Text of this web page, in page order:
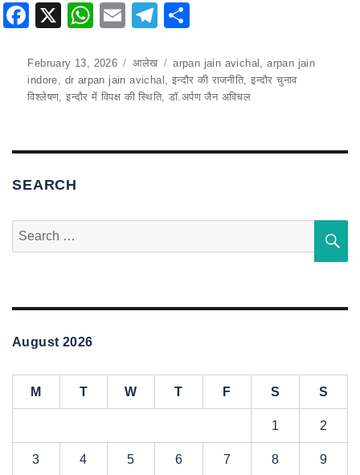
F
c
e
o
k
X
W
at
s
p
E
ai
l
T
e
gr
m
ar
e
Posted
on
February 13, 2026 Categories
आलेख Tags
arpan jain avichal ,arpan jain
indore, dr arpan jain avichal , इन्दौर की राजनीति,इन्दौर चुनाव
विश्लेषण,इन्दौर में विपक्ष की स्थिति,डॉ.अर्पण जैन अविचल
SEARCH
Search
for:
August 2026
M T W T F S S
1 2
3 4 5 6 7 8 9